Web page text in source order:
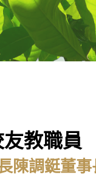
教職員
陳調鋌董